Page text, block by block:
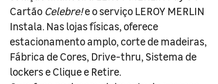
Cartão Celebre!e o serviço LEROY MERLIN
Instala. Nas lojas físicas, oferece
estacionamento amplo, corte de madeiras,
Fábrica de Cores, Drive-thru, Sistema de
lockers e Clique e Retire.